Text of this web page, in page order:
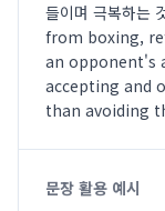
들이며 극복하는
from boxing,
an opponent's
accepting and
than avoiding
문장 활용 예시